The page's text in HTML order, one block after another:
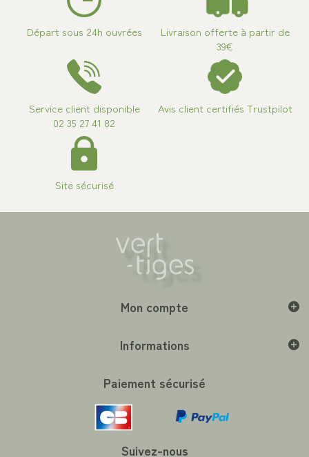
Départ sous 24h ouvrées
Livraison offerte à partir de
39€
Service client disponible
02 35 27 41 82
Avis client certifiés Trustpilot
Site sécurisé
Mon compte
Informations
Paiement sécurisé
Suivez-nous